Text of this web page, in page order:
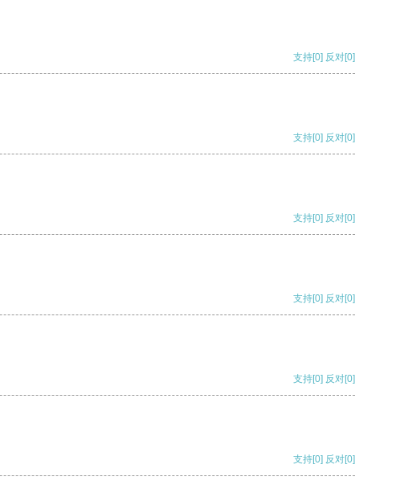
支持[0] 反对[0]
支持[0] 反对[0]
支持[0] 反对[0]
支持[0] 反对[0]
支持[0] 反对[0]
支持[0] 反对[0]